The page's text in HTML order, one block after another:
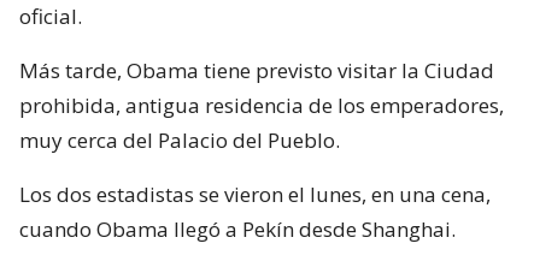
oficial.
Más tarde, Obama tiene previsto visitar la Ciudad
prohibida, antigua residencia de los emperadores,
muy cerca del Palacio del Pueblo.
Los dos estadistas se vieron el lunes, en una cena,
cuando Obama llegó a Pekín desde Shanghai.